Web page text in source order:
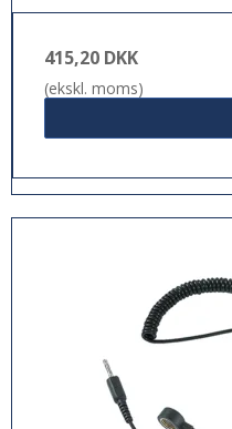
415,20 DKK
(ekskl. moms)